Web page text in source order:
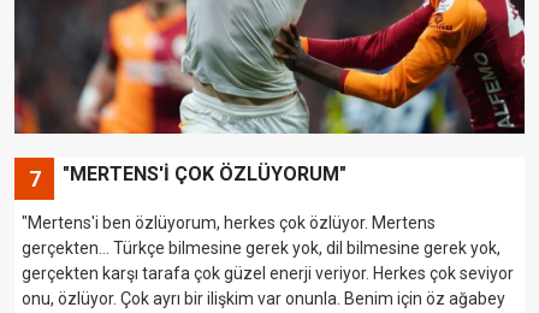
7 "MERTENS'İ ÇOK ÖZLÜYORUM"
"Mertens'i ben özlüyorum, herkes çok özlüyor. Mertens
gerçekten... Türkçe bilmesine gerek yok, dil bilmesine gerek yok,
gerçekten karşı tarafa çok güzel enerji veriyor. Herkes çok seviyor
onu, özlüyor. Çok ayrı bir ilişkim var onunla. Benim için öz ağabey